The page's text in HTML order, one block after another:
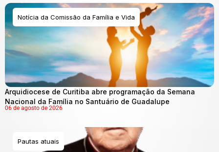
Notícia da Comissão da Família e Vida
Arquidiocese de Curitiba abre programação da Semana
Nacional da Família no Santuário de Guadalupe
06 de agosto de 2026
Pautas atuais